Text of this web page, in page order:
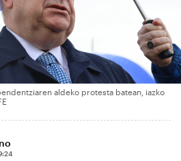
aldeko protesta batean, iazko